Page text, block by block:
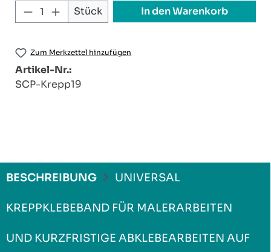
Produkt Anzahl: Gib den
Stück In den Warenkorb
Zum Merkzettel hinzufügen
Artikel-Nr.:
SCP-Krepp19
BESCHREIBUNG UNIVERSAL
KREPPKLEBEBAND FÜR MALERARBEITEN
UND KURZFRISTIGE ABKLEBEARBEITEN AUF